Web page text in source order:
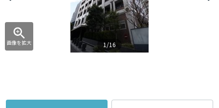
画像を拡大 1/16